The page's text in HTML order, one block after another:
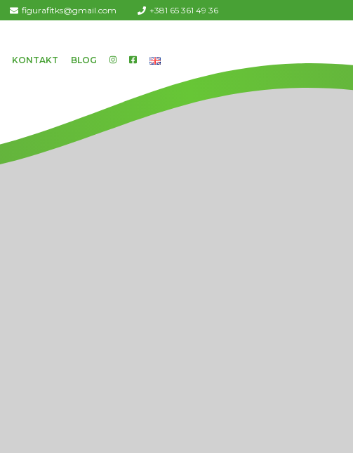
+381 65 361 49 36
figurafitks@gmail.com
KONTAKT BLOG